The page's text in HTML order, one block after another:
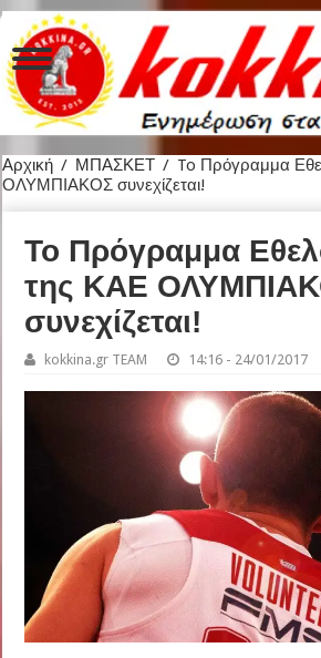
Αρχική / ΜΠΑΣΚΕΤ / To Πρόγραμμα
ΟΛΥΜΠΙΑΚΟΣ συνεχίζεται!
To Πρόγραμμα
της ΚΑΕ
συνεχίζεται!
kokkina.gr TEAM 14:16 - 24/01/2017